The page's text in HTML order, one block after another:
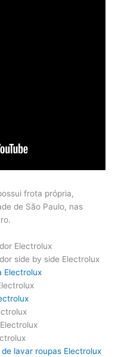
frota própria,
de São Paulo, nas
Electrolux
side by side Electrolux
Electrolux
lavar roupas Electrolux